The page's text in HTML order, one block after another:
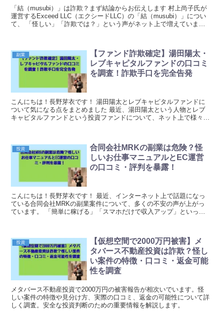
「結（musubi）」は詐欺？まず結論からお伝えします 村上尚子氏が
運営するExceed LLC（エクシードLLC）の「結（musubi）」につい
て、 「怪しい」「詐欺では？」という声がネット上で増えていま
副業
【ファンド詐欺確定】湯田陽太・
レブキャピタルファンドの口コミ
を調査！詐欺手口を完全告発
こんにちは！長野芽衣です！ 湯田陽太とレブキャピタルファンドに
ついて気になる点をまとめました 最近、湯田陽太という人物とレブ
キャピタルファンドという投資ファンドについて、ネット上で様々な
投資
合同会社MRKの副業は危険？怪
しいお仕事マニュアルとEC運営
の口コミ・評判を暴露！
こんにちは！長野芽衣です！ 最近、インターネット上で話題になっ
ている合同会社MRKの副業案件について、多くの不安の声が上がっ
ています。 「簡単に稼げる」「スマホだけで収入アップ」といった
投資
【仮想空間で2000万円被害】メ
タバース不動産投資は詐欺？怪し
い案件の特徴・口コミ・返金可能
性を調査
メタバース不動産投資で2000万円の被害報告が相次いでいます。怪
しい案件の特徴や見分け方、実際の口コミ、返金の可能性について詳
しく調査。安全な投資判断のための重要情報を解説します。